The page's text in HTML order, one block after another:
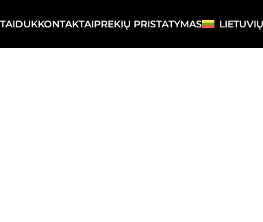
DUKKONTAKTAIPREKIŲ PRISTATYMAS LIETUVIŲ